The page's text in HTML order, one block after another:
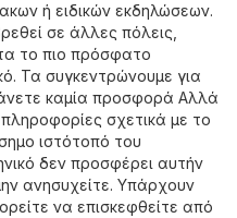
ή ειδικών εκδηλώσεων.
σε άλλες πόλεις,
το πιο πρόσφατο
Τα συγκεντρώνουμε για
καμία προσφορά Αλλά
σχετικά με το
ιστότοπό του
δεν προσφέρει αυτήν
ανησυχείτε. Υπάρχουν
να επισκεφθείτε από